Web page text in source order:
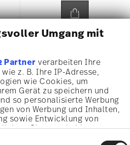
Umgang mit
Partner verarbeiten Ihre
z. B. Ihre IP-Adresse,
wie Cookies, um
Gerät zu speichern und
so personalisierte Werbung
von Werbung und Inhalten,
sowie Entwicklung von
Sie entscheiden
AWARDED